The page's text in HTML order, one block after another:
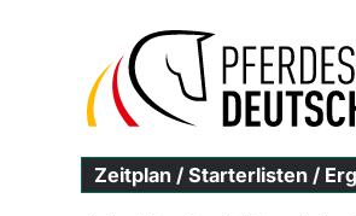
Zeitplan / Starterlisten /